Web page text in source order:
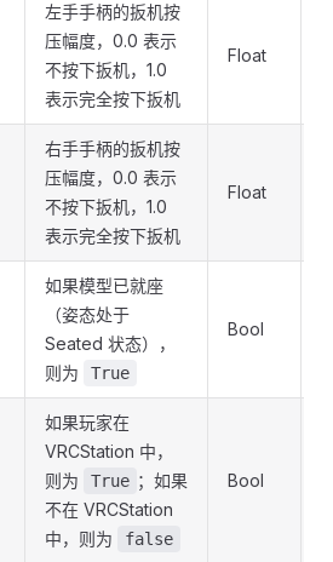
左手手柄的扳机按
压幅度，0.0 表示
不按下扳机，1.0
表示完全按下扳机
Float
右手手柄的扳机按
压幅度，0.0 表示
不按下扳机，1.0
表示完全按下扳机
Float
如果模型已就座
（姿态处于
Seated 状态），
则为
True
Bool
如果玩家在
VRCStation 中，
则为
True ；如果
不在 VRCStation
中，则为
false
Bool